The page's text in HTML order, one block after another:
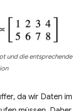
und die entsprechende
da wir Daten im